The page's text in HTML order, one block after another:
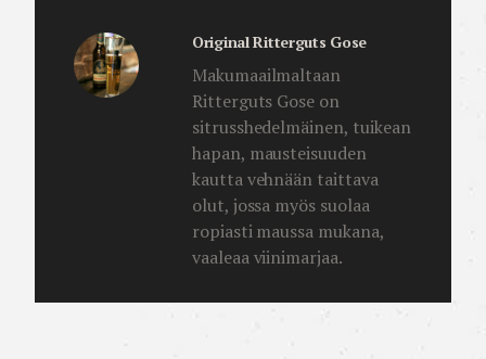
Original Ritterguts Gose
Makumaailmaltaan
Ritterguts Gose on
sitrusshedelmäinen, tuikean
hapan, mausteisuuden
kautta vehnään taittava
olut, jossa myös suolaa
ropiasti maussa mukana,
vaaleaa viinimarjaa.